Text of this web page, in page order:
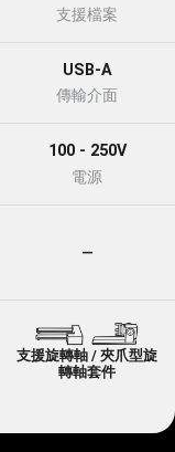
支援檔案
USB-A
傳輸介面
100 - 250V
電源
—
支援旋轉軸 / 夾爪型旋
轉軸套件